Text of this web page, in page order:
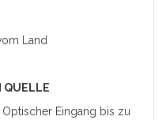
Land
QUELLE
Eingang bis zu